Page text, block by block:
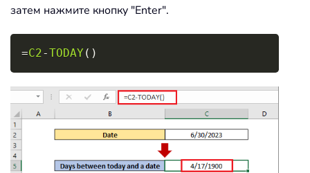
затем нажмите кнопку "Enter".
=C2-TODAY ( )